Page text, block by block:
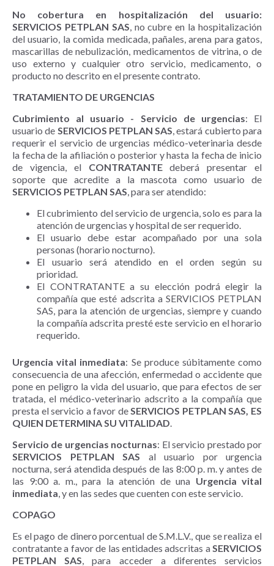
No cobertura en hospitalización del usuario:
SERVICIOS PETPLAN SAS, no cubre en la hospitalización
del usuario, la comida medicada, pañales, arena para gatos,
mascarillas de nebulización, medicamentos de vitrina, o de
uso externo y cualquier otro servicio, medicamento, o
producto no descrito en el presente contrato.
TRATAMIENTO DE URGENCIAS
Cubrimiento al usuario - Servicio de urgencias: El
usuario de SERVICIOS PETPLAN SAS, estará cubierto para
requerir el servicio de urgencias médico-veterinaria desde
la fecha de la afiliación o posterior y hasta la fecha de inicio
de vigencia, el CONTRATANTEdeberá presentar el
soporte que acredite a la mascota como usuario de
SERVICIOS PETPLAN SAS, para ser atendido:
El cubrimiento del servicio de urgencia, solo es para la
atención de urgencias y hospital de ser requerido.
El usuario debe estar acompañado por una sola
personas (horario nocturno).
El usuario será atendido en el orden según su
prioridad.
El CONTRATANTE a su elección podrá elegir la
compañía que esté adscrita a SERVICIOS PETPLAN
SAS, para la atención de urgencias, siempre y cuando
la compañía adscrita presté este servicio en el horario
requerido.
Urgencia vital inmediata: Se produce súbitamente como
consecuencia de una afección, enfermedad o accidente que
pone en peligro la vida del usuario, que para efectos de ser
tratada, el médico-veterinario adscrito a la compañía que
presta el servicio a favor deSERVICIOS PETPLAN SAS, ES
QUIEN DETERMINA SU VITALIDAD.
Servicio de urgencias nocturnas: El servicio prestado por
SERVICIOS PETPLAN SAS al usuario por urgencia
nocturna, será atendida después de las 8:00 p. m. y antes de
las 9:00 a. m., para la atención de una Urgencia vital
inmediata, y en las sedes que cuenten con este servicio.
COPAGO
Es el pago de dinero porcentual de S.M.L.V., que se realiza el
contratante a favor de las entidades adscritas aSERVICIOS
PETPLAN SAS, para acceder a diferentes servicios